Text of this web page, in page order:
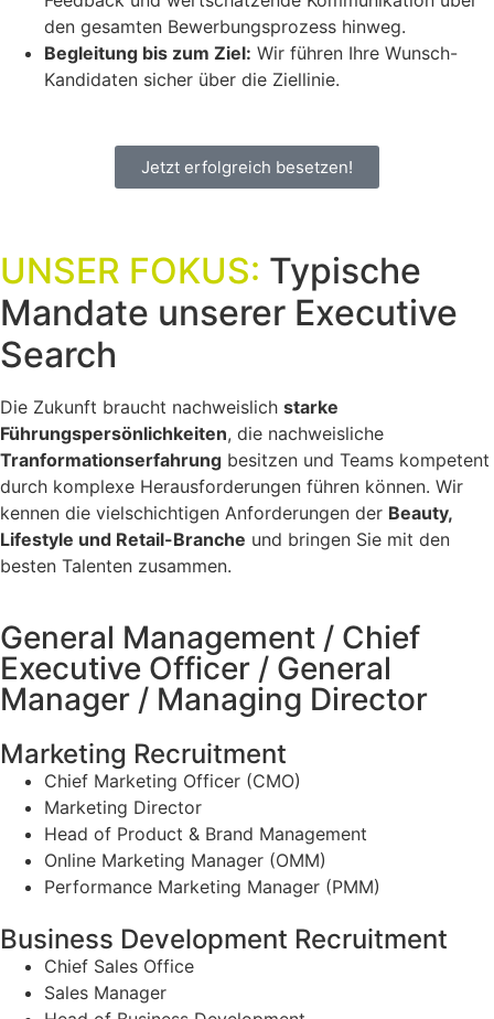
den gesamten Bewerbungsprozess hinweg.
Begleitung bis zum Ziel: Wir führen Ihre Wunsch-
Kandidaten sicher über die Ziellinie.
Jetzt erfolgreich besetzen!
UNSER FOKUS: Typische
Mandate unserer Executive
Search
Die Zukunft braucht nachweislich starke
Führungspersönlichkeiten, die nachweisliche
Tranformationserfahrung besitzen und Teams kompetent
durch komplexe Herausforderungen führen können. Wir
kennen die vielschichtigen Anforderungen der Beauty,
Lifestyle und Retail-Branche und bringen Sie mit den
besten Talenten zusammen.
General Management / Chief
Executive Officer / General
Manager / Managing Director
Marketing Recruitment
Chief Marketing Officer (CMO)
Marketing Director
Head of Product & Brand Management
Online Marketing Manager (OMM)
Performance Marketing Manager (PMM)
Business Development Recruitment
Chief Sales Office
Sales Manager